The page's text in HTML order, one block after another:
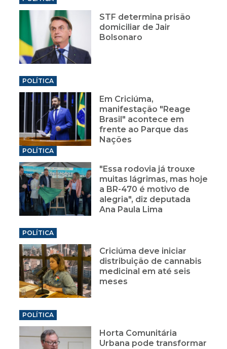
STF determina prisão
domiciliar de Jair
Bolsonaro
POLÍTICA
Em Criciúma,
manifestação "Reage
Brasil" acontece em
frente ao Parque das
Nações
POLÍTICA
"Essa rodovia já trouxe
muitas lágrimas, mas hoje
a BR-470 é motivo de
alegria", diz deputada
Ana Paula Lima
POLÍTICA
Criciúma deve iniciar
distribuição de cannabis
medicinal em até seis
meses
POLÍTICA
Horta Comunitária
Urbana pode transformar